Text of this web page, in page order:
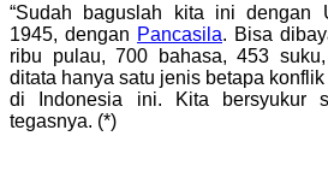
“Sudah baguslah kita ini dengan
1945, dengan Pancasila. Bisa
ribu pulau, 700 bahasa, 453
ditata hanya satu jenis betapa
di Indonesia ini. Kita bersyukur
tegasnya. (*)